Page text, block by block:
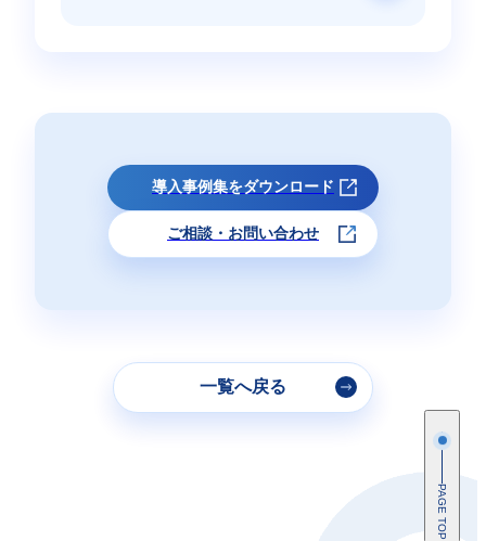
導入事例集をダウンロード
ご相談・お問い合わせ
一覧へ戻る
PAGE TOP